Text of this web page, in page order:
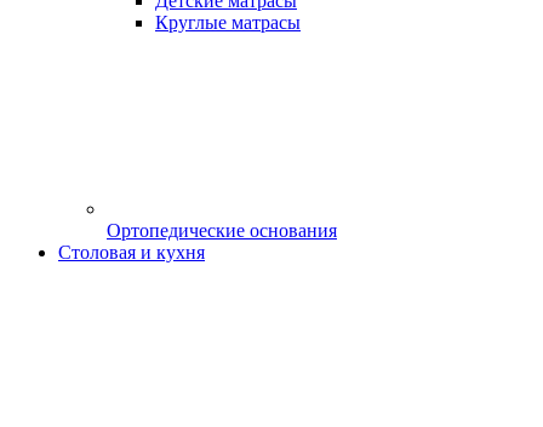
Круглые матрасы
Ортопедические основания
Столовая и кухня